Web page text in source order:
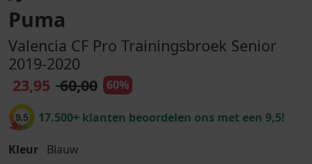
Puma
Valencia CF Pro Trainingsbroek Senior
2019-2020
23,95 60,00 60%
9.5 17.500+ klanten beoordelen ons met een 9,5!
Kleur Blauw